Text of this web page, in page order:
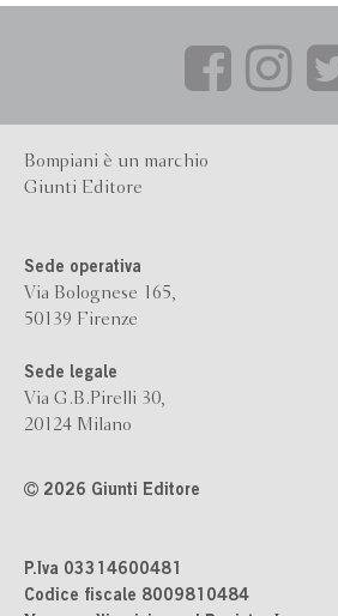
Bompiani è un marchio
Giunti Editore
Sede operativa
Via Bolognese 165,
50139 Firenze
Sede legale
Via G.B.Pirelli 30,
20124 Milano
2026 Giunti Editore
P.Iva 03314600481
Codice fiscale 8009810484